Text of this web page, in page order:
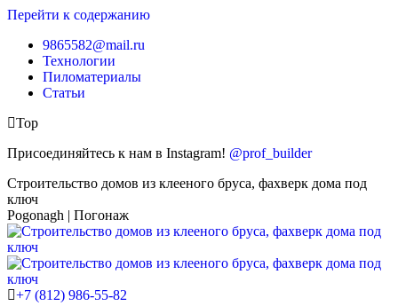
Перейти к содержанию
9865582@mail.ru
Технологии
Пиломатериалы
Статьи
Top
Присоединяйтесь к нам в Instagram! @prof_builder
Строительство домов из клееного бруса, фахверк дома под
ключ
Pogonagh | Погонаж
+7 (812) 986-55-82